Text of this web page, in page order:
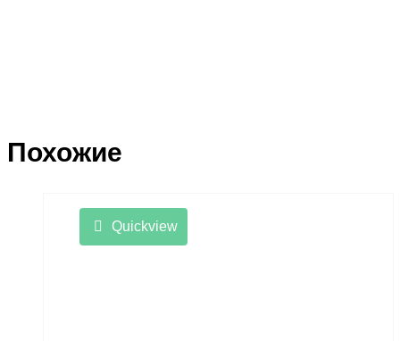
Похожие
Quickview